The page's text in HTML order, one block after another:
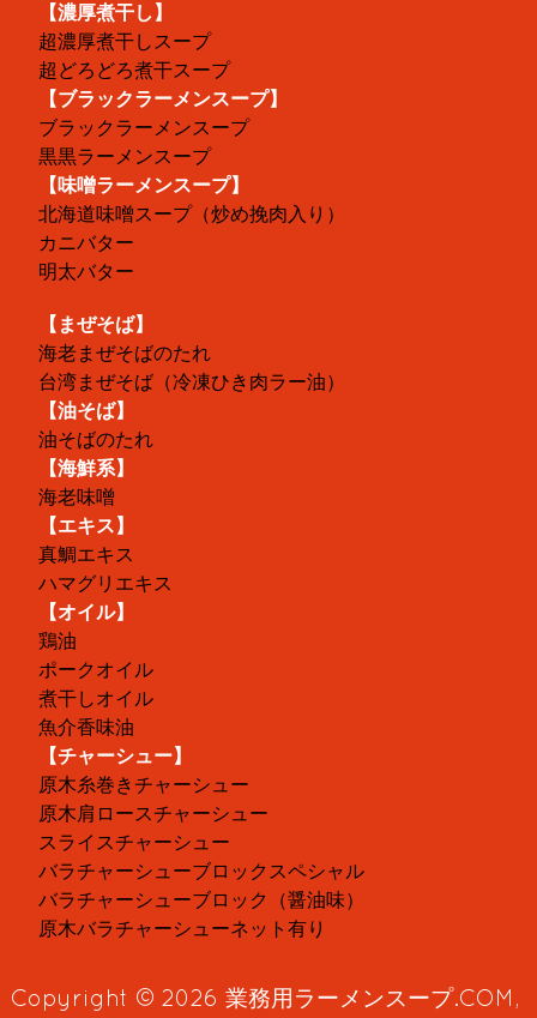
【濃厚煮干し】
超濃厚煮干しスープ
超どろどろ煮干スープ
【ブラックラーメンスープ】
ブラックラーメンスープ
黒黒ラーメンスープ
【味噌ラーメンスープ】
北海道味噌スープ（炒め挽肉入り）
カニバター
明太バター
【まぜそば】
海老まぜそばのたれ
台湾まぜそば（冷凍ひき肉ラー油）
【油そば】
油そばのたれ
【海鮮系】
海老味噌
【エキス】
真鯛エキス
ハマグリエキス
【オイル】
鶏油
ポークオイル
煮干しオイル
魚介香味油
【チャーシュー】
原木糸巻きチャーシュー
原木肩ロースチャーシュー
スライスチャーシュー
バラチャーシューブロックスペシャル
バラチャーシューブロック（醤油味）
原木バラチャーシューネット有り
Copyright © 2026 業務用ラーメンスープ.COM ,